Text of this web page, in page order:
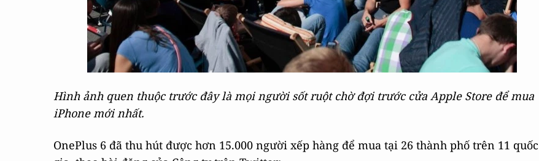
Hình ảnh quen thuộc trước đây là mọi người sốt ruột chờ đợi trước cửa Apple Store để mua
iPhone mới nhất.
OnePlus 6 đã thu hút được hơn 15.000 người xếp hàng để mua tại 26 thành phố trên 11 quốc